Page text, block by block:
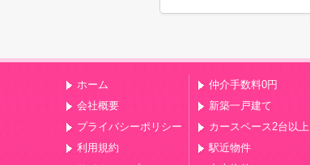
ホーム
会社概要
プライバシーポリシー
利用規約
仲介手数料0円
新築一戸建て
カースペース2台以上
駅近物件